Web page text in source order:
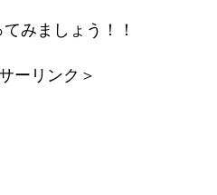
みましょう！！
ーリンク＞